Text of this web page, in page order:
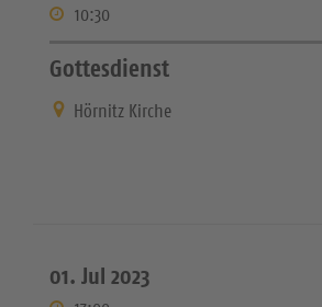
10:30
Gottesdienst
Hörnitz Kirche
01. Jul 2023